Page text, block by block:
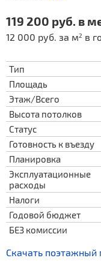
119 200 руб. в
12 000 руб. за м2 в
Тип
Площадь
Этаж/Всего
Высота потолков
Статус
Готовность к въезду
Планировка
Эксплуатационные
расходы
Налоги
Годовой бюджет
БЕЗ комиссии
Скачать поэтажный